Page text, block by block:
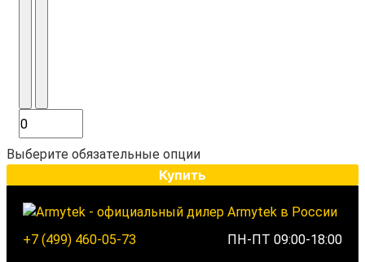
Выберите обязательные опции
Купить
+7 (499) 460-05-73
ПН-ПТ 09:00-18:00